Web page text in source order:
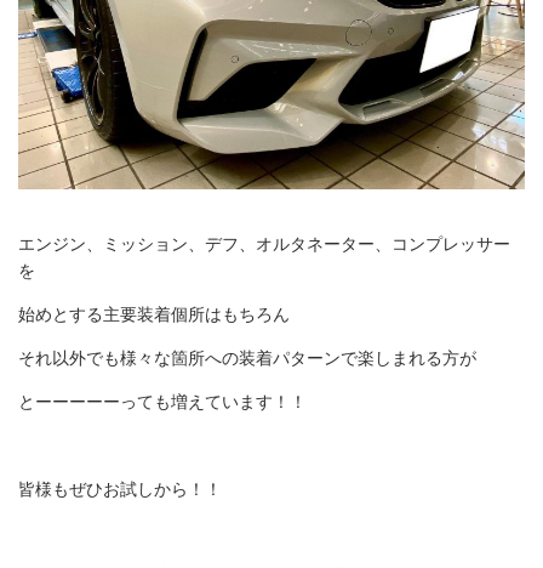
エンジン、ミッション、デフ、オルタネーター、コンプレッサー
を
始めとする主要装着個所はもちろん
それ以外でも様々な箇所への装着パターンで楽しまれる方が
とーーーーーっても増えています！！
皆様もぜひお試しから！！